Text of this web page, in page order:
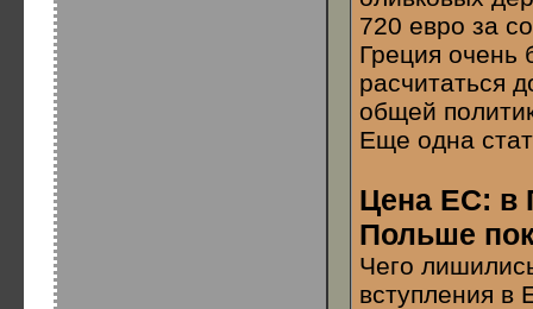
720 евро за
Греция очень
расчитаться
общей
Еще одна
Цена ЕС: в
Польше
Чего
вступления в